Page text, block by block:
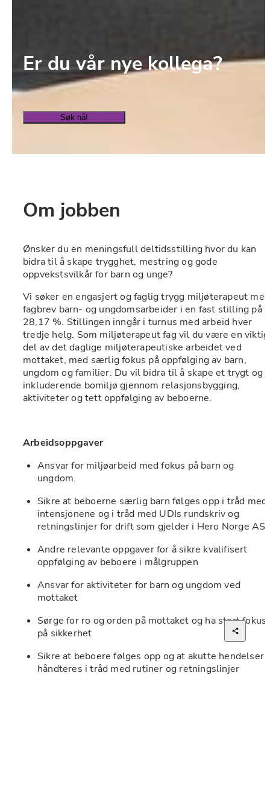
Er du vår nye kollega?
Søk nå!
Om jobben
Ønsker du en meningsfull deltidsstilling hvor du kan
bidra til å skape trygghet, mestring og gode
oppvekstsvilkår for barn og unge?
Vi søker en engasjert og faglig trygg miljøterapeut med
fagbrev barn- og ungdomsarbeider i en fast stilling på
28,17 %. Stillingen inngår i turnus med arbeid hver
tredje helg. Som miljøterapeut fag vil du være en viktig
del av det daglige miljøterapeutiske arbeidet ved
mottaket, med særlig fokus på oppfølging av barn,
ungdom og familier. Du vil bidra til å skape et trygt og
inkluderende bomiljø gjennom relasjonsbygging,
aktiviteter og tett oppfølging av beboerne.
Arbeidsoppgaver
Ansvar for miljøarbeid med fokus på barn og
ungdom.
Sikre at beboerne særlig barn følges opp i tråd med
intensjonene og i tråd med UDIs rundskriv og
retningslinjer for drift som gjelder i Hero Norge AS
Andre relevante oppgaver for å sikre kvalifisert
oppfølging av beboere i målgruppen
Ansvar for aktiviteter for barn og ungdom ved
mottaket
Sørge for ro og orden på mottaket og ha stort fokus
på sikkerhet
Sikre at beboere følges opp og at akutte hendelser
håndteres i tråd med rutiner og retningslinjer